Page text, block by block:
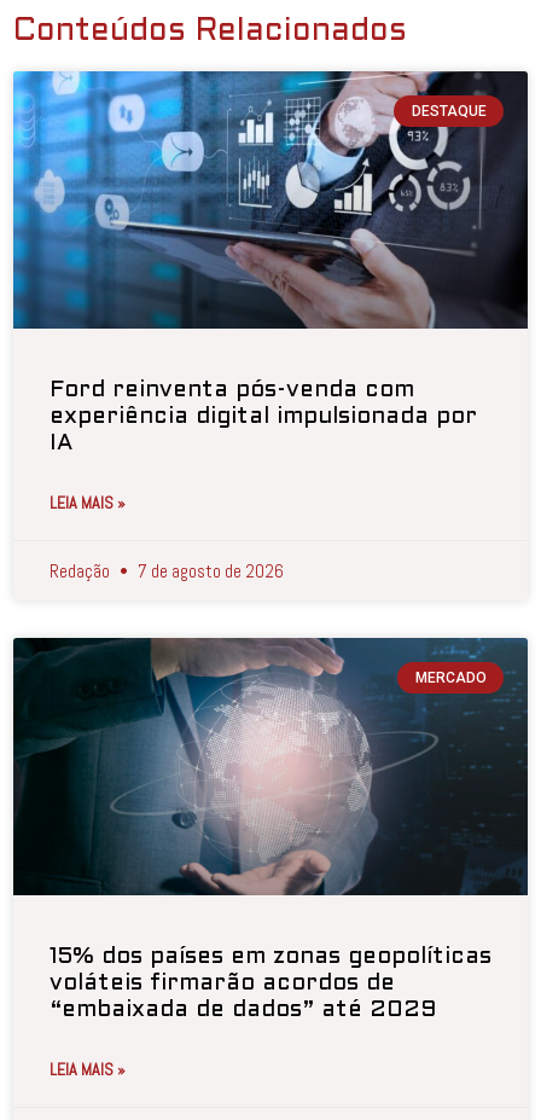
Conteúdos Relacionados
DESTAQUE
Ford reinventa pós-venda com
experiência digital impulsionada por
IA
LEIA MAIS »
Redação 7 de agosto de 2026
MERCADO
15% dos países em zonas geopolíticas
voláteis firmarão acordos de
“embaixada de dados” até 2029
LEIA MAIS »